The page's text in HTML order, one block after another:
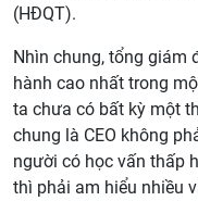
(HĐQT).
Nhìn chung, tổng giám
hành cao nhất trong
ta chưa có bất kỳ một
chung là CEO không
người có học vấn thấp
thì phải am hiểu nhiều